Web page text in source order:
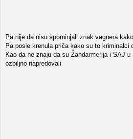
Pa nije da nisu spominjali znak vagnera
Pa posle krenula priča kako su to kriminalci
Kao da ne znaju da su Žandarmerija i SAJ
ozbiljno napredovali